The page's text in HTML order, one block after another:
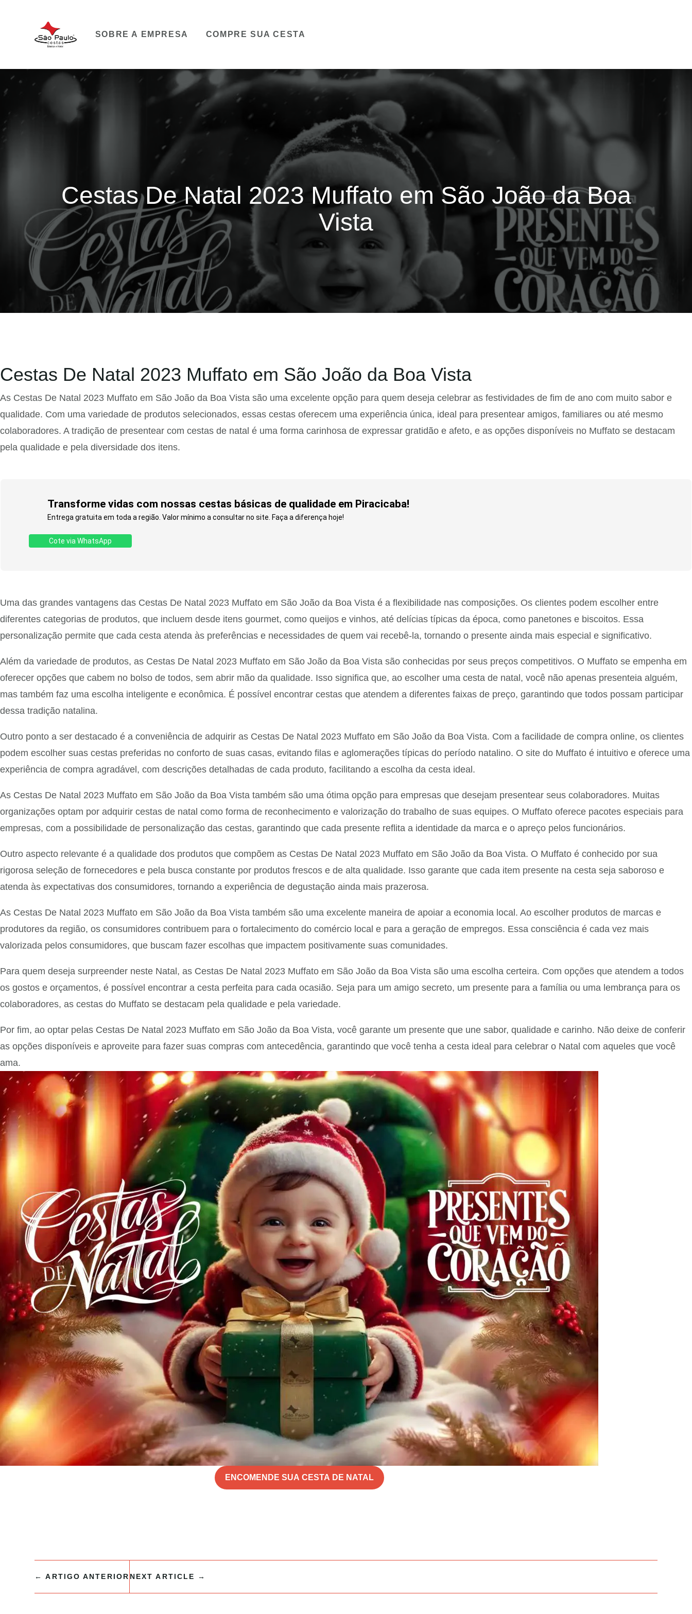
SOBRE A EMPRESA COMPRE SUA CESTA
Cestas De Natal 2023 Muffato em São João da Boa
Vista
Cestas De Natal 2023 Muffato em São João da Boa Vista
As Cestas De Natal 2023 Muffato em São João da Boa Vista são uma excelente opção para quem deseja celebrar as festividades de fim de ano com muito sabor e
qualidade. Com uma variedade de produtos selecionados, essas cestas oferecem uma experiência única, ideal para presentear amigos, familiares ou até mesmo
colaboradores. A tradição de presentear com cestas de natal é uma forma carinhosa de expressar gratidão e afeto, e as opções disponíveis no Muffato se destacam
pela qualidade e pela diversidade dos itens.
Transforme vidas com nossas cestas básicas de qualidade em Piracicaba!
Entrega gratuita em toda a região. Valor mínimo a consultar no site. Faça a diferença hoje!
Cote via WhatsApp
Uma das grandes vantagens das Cestas De Natal 2023 Muffato em São João da Boa Vista é a flexibilidade nas composições. Os clientes podem escolher entre
diferentes categorias de produtos, que incluem desde itens gourmet, como queijos e vinhos, até delícias típicas da época, como panetones e biscoitos. Essa
personalização permite que cada cesta atenda às preferências e necessidades de quem vai recebê-la, tornando o presente ainda mais especial e significativo.
Além da variedade de produtos, as Cestas De Natal 2023 Muffato em São João da Boa Vista são conhecidas por seus preços competitivos. O Muffato se empenha em
oferecer opções que cabem no bolso de todos, sem abrir mão da qualidade. Isso significa que, ao escolher uma cesta de natal, você não apenas presenteia alguém,
mas também faz uma escolha inteligente e econômica. É possível encontrar cestas que atendem a diferentes faixas de preço, garantindo que todos possam participar
dessa tradição natalina.
Outro ponto a ser destacado é a conveniência de adquirir as Cestas De Natal 2023 Muffato em São João da Boa Vista. Com a facilidade de compra online, os clientes
podem escolher suas cestas preferidas no conforto de suas casas, evitando filas e aglomerações típicas do período natalino. O site do Muffato é intuitivo e oferece uma
experiência de compra agradável, com descrições detalhadas de cada produto, facilitando a escolha da cesta ideal.
As Cestas De Natal 2023 Muffato em São João da Boa Vista também são uma ótima opção para empresas que desejam presentear seus colaboradores. Muitas
organizações optam por adquirir cestas de natal como forma de reconhecimento e valorização do trabalho de suas equipes. O Muffato oferece pacotes especiais para
empresas, com a possibilidade de personalização das cestas, garantindo que cada presente reflita a identidade da marca e o apreço pelos funcionários.
Outro aspecto relevante é a qualidade dos produtos que compõem as Cestas De Natal 2023 Muffato em São João da Boa Vista. O Muffato é conhecido por sua
rigorosa seleção de fornecedores e pela busca constante por produtos frescos e de alta qualidade. Isso garante que cada item presente na cesta seja saboroso e
atenda às expectativas dos consumidores, tornando a experiência de degustação ainda mais prazerosa.
As Cestas De Natal 2023 Muffato em São João da Boa Vista também são uma excelente maneira de apoiar a economia local. Ao escolher produtos de marcas e
produtores da região, os consumidores contribuem para o fortalecimento do comércio local e para a geração de empregos. Essa consciência é cada vez mais
valorizada pelos consumidores, que buscam fazer escolhas que impactem positivamente suas comunidades.
Para quem deseja surpreender neste Natal, as Cestas De Natal 2023 Muffato em São João da Boa Vista são uma escolha certeira. Com opções que atendem a todos
os gostos e orçamentos, é possível encontrar a cesta perfeita para cada ocasião. Seja para um amigo secreto, um presente para a família ou uma lembrança para os
colaboradores, as cestas do Muffato se destacam pela qualidade e pela variedade.
Por fim, ao optar pelas Cestas De Natal 2023 Muffato em São João da Boa Vista, você garante um presente que une sabor, qualidade e carinho. Não deixe de conferir
as opções disponíveis e aproveite para fazer suas compras com antecedência, garantindo que você tenha a cesta ideal para celebrar o Natal com aqueles que você
ama.
ENCOMENDE SUA CESTA DE NATAL
←ARTIGO ANTERIOR NEXT ARTICLE →